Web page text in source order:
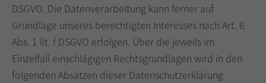
DSGVO. Die Datenverarbeitung kann ferner auf
Grundlage unseres berechtigten Interesses nach Art. 6
Abs. 1 lit. f DSGVO erfolgen. Über die jeweils im
Einzelfall einschlägigen Rechtsgrundlagen wird in den
folgenden Absätzen dieser Datenschutzerklärung